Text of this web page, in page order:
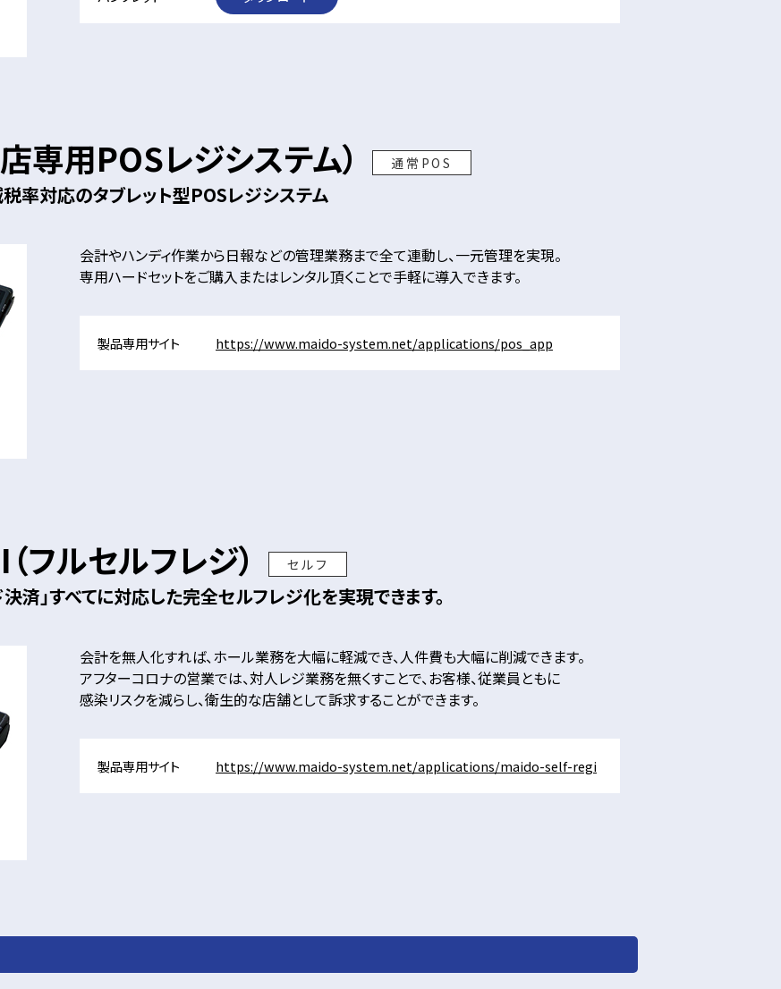
専用POSレジシステム） 通常POS
率対応のタブレット型POSレジシステム
会計やハンディ作業から日報などの管理業務まで全て連動し、一元管理を実現。
専用ハードセットをご購入またはレンタル頂くことで手軽に導入できます。
製品専用サイト https://www.maido-system.net/applications/pos_app
フルセルフレジ） セルフ
決済」すべてに対応した完全セルフレジ化を実現できます。
会計を無人化すれば、ホール業務を大幅に軽減でき、人件費も大幅に削減できます。
アフターコロナの営業では、対人レジ業務を無くすことで、お客様、従業員ともに
感染リスクを減らし、衛生的な店舗として訴求することができます。
製品専用サイト https://www.maido-system.net/applications/maido-self-regi